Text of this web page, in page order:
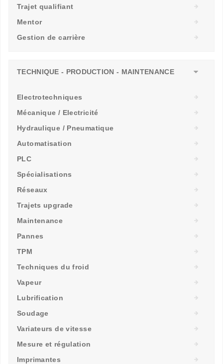
Trajet qualifiant
Mentor
Gestion de carrière
TECHNIQUE - PRODUCTION - MAINTENANCE
Electrotechniques
Mécanique / Electricité
Hydraulique / Pneumatique
Automatisation
PLC
Spécialisations
Réseaux
Trajets upgrade
Maintenance
Pannes
TPM
Techniques du froid
Vapeur
Lubrification
Soudage
Variateurs de vitesse
Mesure et régulation
Imprimantes